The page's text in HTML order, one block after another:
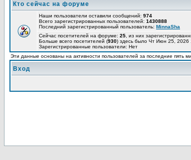
Кто сейчас на форуме
Наши пользователи оставили сообщений: 974
Всего зарегистрированных пользователей: 1430888
Последний зарегистрированный пользователь: MinnaSha
Сейчас посетителей на форуме: 25 , из них
Больше всего посетителей (930) здесь было Чт Июн 25, 2026
Зарегистрированные пользователи: Нет
Эти данные основаны на активности пользователей за последние пять
Вход